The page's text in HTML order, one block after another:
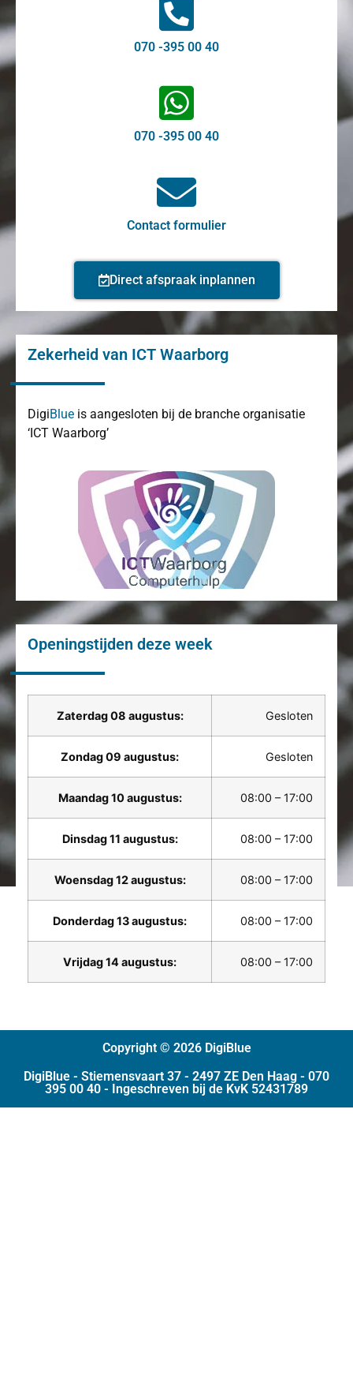
070 -395 00 40
070 -395 00 40
Contact formulier
Direct afspraak inplannen
Zekerheid van ICT Waarborg
DigiBlue is aangesloten bij de branche organisatie
‘ICT Waarborg’
Openingstijden deze week
Zaterdag 08 augustus: Gesloten
Zondag 09 augustus: Gesloten
Maandag 10 augustus: 08:00 – 17:00
Dinsdag 11 augustus: 08:00 – 17:00
Woensdag 12 augustus: 08:00 – 17:00
Donderdag 13 augustus: 08:00 – 17:00
Vrijdag 14 augustus: 08:00 – 17:00
Copyright © 2026 DigiBlue
DigiBlue - Stiemensvaart 37 - 2497 ZE Den Haag - 070
395 00 40 - Ingeschreven bij de KvK 52431789